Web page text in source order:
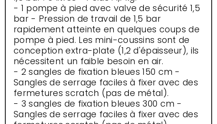
- 1 pompe à pied avec valve de sécurité 1,5
bar - Pression de travail de 1,5 bar
rapidement atteinte en quelques coups de
pompe à pied. Les mini-coussins sont de
conception extra-plate (1,2 d'épaisseur), ils
nécessitent un faible besoin en air.
- 2 sangles de fixation bleues 150 cm -
Sangles de serrage faciles à fixer avec des
fermetures scratch (pas de métal).
- 3 sangles de fixation bleues 300 cm -
Sangles de serrage faciles à fixer avec des